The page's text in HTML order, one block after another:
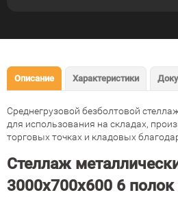
Описание Характеристики
Среднегрузовой безболтовой
для использования на складах,
торговых точках и кладовых
Стеллаж
3000х700х600 6